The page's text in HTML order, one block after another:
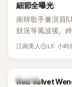
細節全曝光
南韓歌手兼演員
狀況等風波後，
張近況照，讓大
江南美人 15 小時
K-POP
Red Velvet